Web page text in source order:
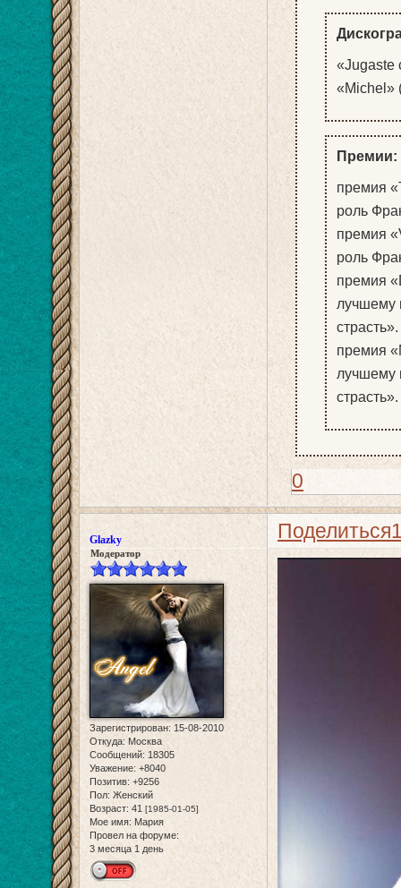
«Jugaste
«Michel»
Премии:
премия
роль
премия
роль
премия
лучшему
страсть».
премия
лучшему
страсть».
0
Поделиться
Glazky
Модератор
Зарегистрирован: 15-08-2010
Откуда: Москва
Сообщений: 18305
Уважение: +8040
Позитив: +9256
Пол: Женский
Возраст: 41 [1985-01-05]
Мое имя: Мария
Провел на форуме:
3 месяца 1 день